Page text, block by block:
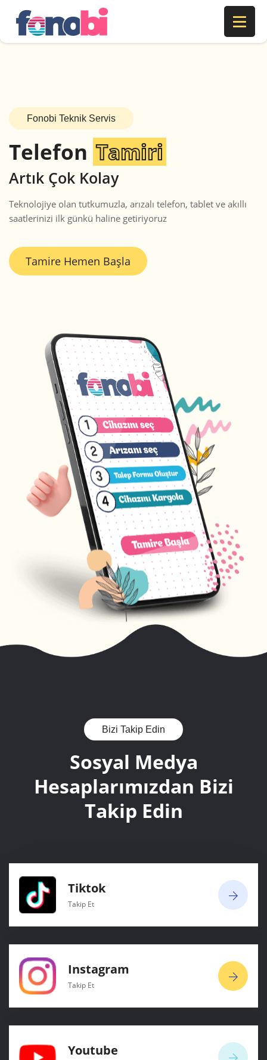
Fonobi Teknik Servis
Telefon Tamiri
Artık Çok Kolay
Teknolojiye olan tutkumuzla, arızalı telefon, tablet ve akıllı
saatlerinizi ilk günkü haline getiriyoruz
Tamire Hemen Başla
Bizi Takip Edin
Sosyal Medya
Hesaplarımızdan Bizi
Takip Edin
Tiktok
Takip Et
Instagram
Takip Et
Youtube